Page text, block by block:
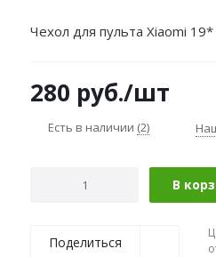
Чехол для пульта Xiaomi 19*
280 руб./шт
Есть в наличии (2)
В
Поделиться